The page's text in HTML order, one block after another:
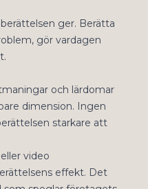
ger. Berätta
gör vardagen
och lärdomar
dimension. Ingen
starkare att
video
effekt. Det